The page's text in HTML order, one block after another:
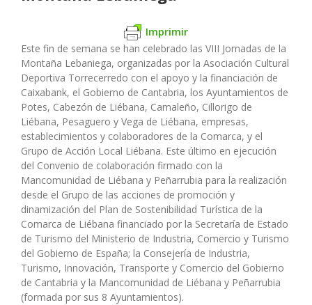
Imprimir
Este fin de semana se han celebrado las VIII Jornadas de la
Montaña Lebaniega, organizadas por la Asociación Cultural
Deportiva Torrecerredo con el apoyo y la financiación de
Caixabank, el Gobierno de Cantabria, los Ayuntamientos de
Potes, Cabezón de Liébana, Camaleño, Cillorigo de
Liébana, Pesaguero y Vega de Liébana, empresas,
establecimientos y colaboradores de la Comarca, y el
Grupo de Acción Local Liébana. Este último en ejecución
del Convenio de colaboración firmado con la
Mancomunidad de Liébana y Peñarrubia para la realización
desde el Grupo de las acciones de promoción y
dinamización del Plan de Sostenibilidad Turística de la
Comarca de Liébana financiado por la Secretaría de Estado
de Turismo del Ministerio de Industria, Comercio y Turismo
del Gobierno de España; la Consejería de Industria,
Turismo, Innovación, Transporte y Comercio del Gobierno
de Cantabria y la Mancomunidad de Liébana y Peñarrubia
(formada por sus 8 Ayuntamientos).